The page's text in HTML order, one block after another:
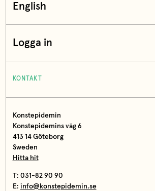
English
Logga in
KONTAKT
Konstepidemin
Konstepidemins väg 6
413 14 Göteborg
Sweden
Hitta hit
T: 031-82 90 90
E: info@konstepidemin.se